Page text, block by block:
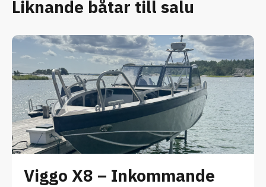
Liknande båtar till salu
Viggo X8 – Inkommande